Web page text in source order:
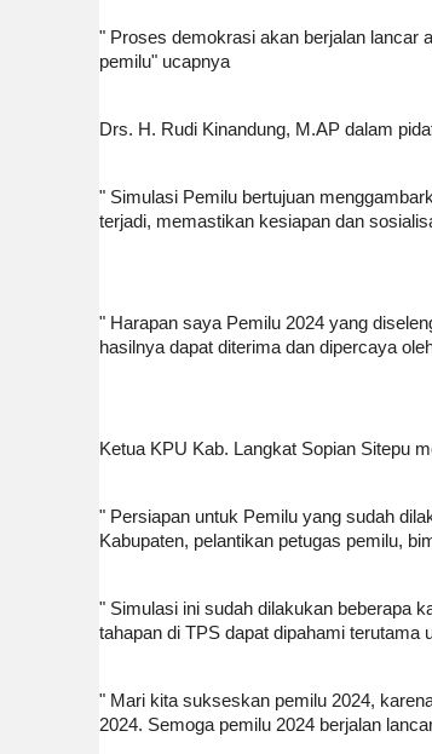
" Proses demokrasi akan berjalan lancar
pemilu" ucapnya
Drs. H. Rudi Kinandung, M.AP dalam
" Simulasi Pemilu bertujuan
terjadi, memastikan kesiapan dan
" Harapan saya Pemilu 2024 yang
hasilnya dapat diterima dan dipercaya
Ketua KPU Kab. Langkat Sopian Sitepu
" Persiapan untuk Pemilu yang sudah
Kabupaten, pelantikan petugas pemilu,
" Simulasi ini sudah dilakukan beberapa
tahapan di TPS dapat dipahami terutama
" Mari kita sukseskan pemilu 2024,
2024. Semoga pemilu 2024 berjalan